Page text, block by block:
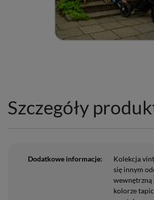
Szczegóły
Dodatkowe informacje:
Kolekcja
się innym
wewnętrzną
kolorze